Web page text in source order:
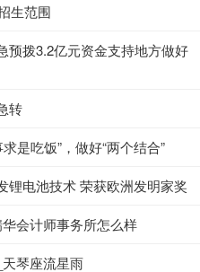
生范围
预拨3.2亿元资金支持地方做好
转
是吃饭”，做好“两个结合”
锂电池技术 荣获欧洲发明家奖
会计师事务所怎么样
琴座流星雨